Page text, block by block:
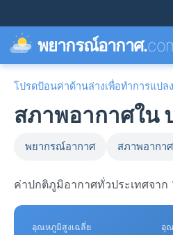
พยากรณ์อากาศ.
โปรดป้อนค่าด้านล่างเพื่อทำการแปลง
สภาพอากาศใน
พยากรณ์อากาศ สภาพอากา
ค่าปกติภูมิอากาศทั่วประเทศจาก
อุณหภูมิสูงเฉลี่ย อุ